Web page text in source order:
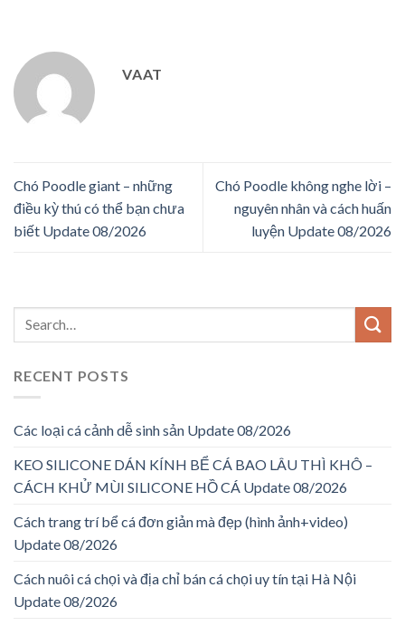
VAAT
Chó Poodle giant – những
điều kỳ thú có thể bạn chưa
biết Update 08/2026
Chó Poodle không nghe lời –
nguyên nhân và cách huấn
luyện Update 08/2026
RECENT POSTS
Các loại cá cảnh dễ sinh sản Update 08/2026
KEO SILICONE DÁN KÍNH BỂ CÁ BAO LÂU THÌ KHÔ –
CÁCH KHỬ MÙI SILICONE HỒ CÁ Update 08/2026
Cách trang trí bể cá đơn giản mà đẹp (hình ảnh+video)
Update 08/2026
Cách nuôi cá chọi và địa chỉ bán cá chọi uy tín tại Hà Nội
Update 08/2026